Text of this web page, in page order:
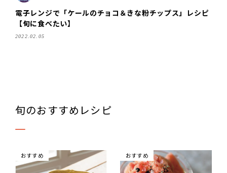
電子レンジで「ケールのチョコ＆きな粉チップス」レシピ
【旬に食べたい】
2022.02.05
旬のおすすめレシピ
おすすめ おすすめ